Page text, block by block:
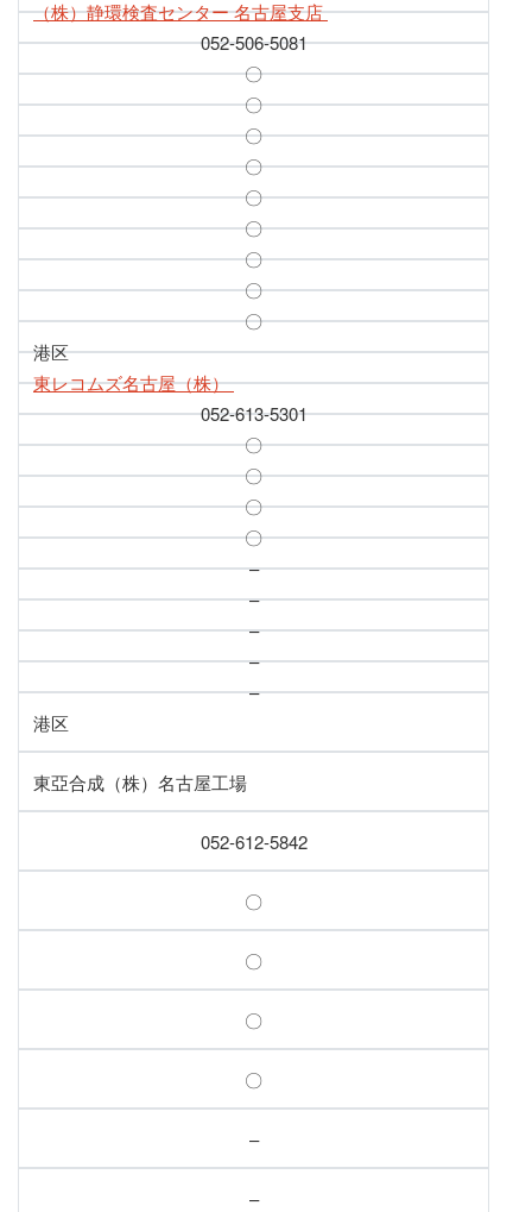
（株）静環検査センター 名古屋支店
052-506-5081
〇
〇
〇
〇
〇
〇
〇
〇
〇
港区
東レコムズ名古屋（株）
052-613-5301
〇
〇
〇
〇
–
–
–
–
–
港区
東亞合成（株）名古屋工場
052-612-5842
〇
〇
〇
〇
–
–